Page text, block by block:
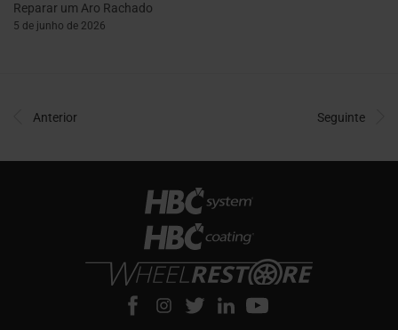
Reparar um Aro Rachado
5 de junho de 2026
Anterior Seguinte